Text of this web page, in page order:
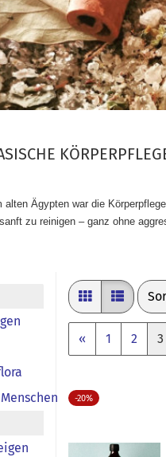
alten Ägypten war die
zu reinigen – ganz ohne
« 1 2 3
-20%